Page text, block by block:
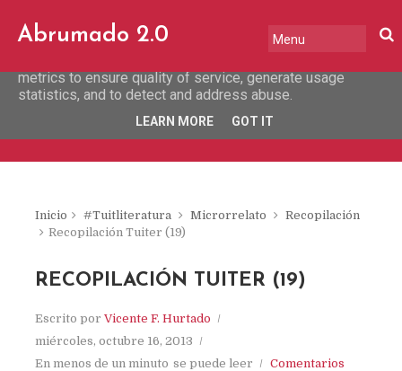
Abrumado 2.0
Inicio #Tuitliteratura Microrrelato
Recopilación
Recopilación Tuiter (19)
RECOPILACIÓN TUITER (19)
Escrito porVicente F. Hurtado
miércoles, octubre 16, 2013
En menos de un minuto se puede leer Comentarios
This site uses cookies from Google to deliver its services
and to analyze traffic. Your IP address and user-agent are
metrics to ensure quality of service, generate usage
statistics, and to detect and address abuse.
LEARN MORE GOT IT